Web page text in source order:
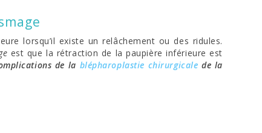
lorsqu’il existe un relâchement ou des ridules.
est que la rétraction de la paupière inférieure est
de la blépharoplastie chirurgicale de la